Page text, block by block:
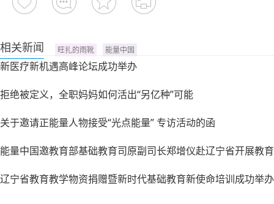
相关新闻 旺扎的雨靴 能量中国
新医疗新机遇高峰论坛成功举办
拒绝被定义，全职妈妈如何活出“另亿种”可能
关于邀请正能量人物接受“光点能量” 专访活动的函
能量中国邀教育部基础教育司原副司长郑增仪赴辽宁省开展教
辽宁省教育教学物资捐赠暨新时代基础教育新使命培训成功举办